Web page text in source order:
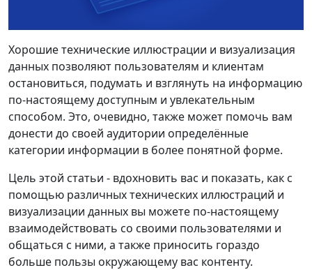
Хорошие технические иллюстрации и визуализация
данных позволяют пользователям и клиентам
остановиться, подумать и взглянуть на информацию
по-настоящему доступным и увлекательным
способом. Это, очевидно, также может помочь вам
донести до своей аудитории определённые
категории информации в более понятной форме.
Цель этой статьи - вдохновить вас и показать, как с
помощью различных технических иллюстраций и
визуализации данных вы можете по-настоящему
взаимодействовать со своими пользователями и
общаться с ними, а также приносить гораздо
больше пользы окружающему вас контенту.